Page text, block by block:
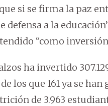
si se firma la paz
defensa a la
“como
ha invertido
los que 161 ya se
de 3.963